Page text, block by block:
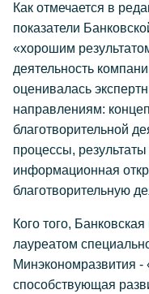
Как отмечается в
показатели
«хорошим
деятельность
оценивалась
направлениям:
благотворительной
процессы,
информационная
благотворительную
Кого того,
лауреатом
Минэкономразвития
способствующая